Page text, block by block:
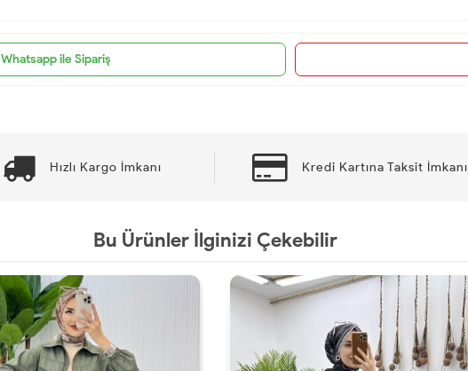
Whatsapp ile Sipariş
Hızlı Kargo İmkanı Kredi Kartına Taksit İmkanı
Bu Ürünler İlginizi Çekebilir